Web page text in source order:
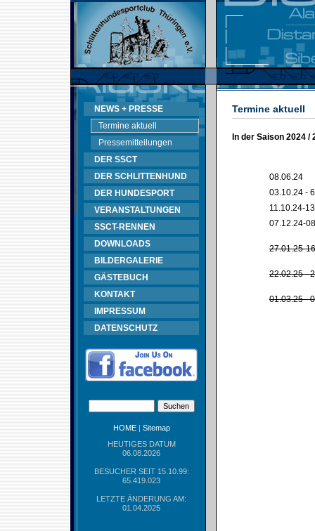
NEWS + PRESSE
Termine aktuell
Pressemitteilungen
DER SSCT
DER SCHLITTENHUND
DER HUNDESPORT
VERANSTALTUNGEN
SSCT-RENNEN
DOWNLOADS
BILDERGALERIE
GÄSTEBUCH
KONTAKT
IMPRESSUM
DATENSCHUTZ
HOME| Sitemap
HEUTIGES DATUM
06.08.2026
BESUCHER SEIT 15.10.99:
65.419.023
LETZTE ÄNDERUNG AM:
01.04.2025
Termine aktuell
In der Saison 2024
08.06.24
03.10.24 -
11.10.24-
07.12.24-
27.01.25-
22.02.25 -
01.03.25 -